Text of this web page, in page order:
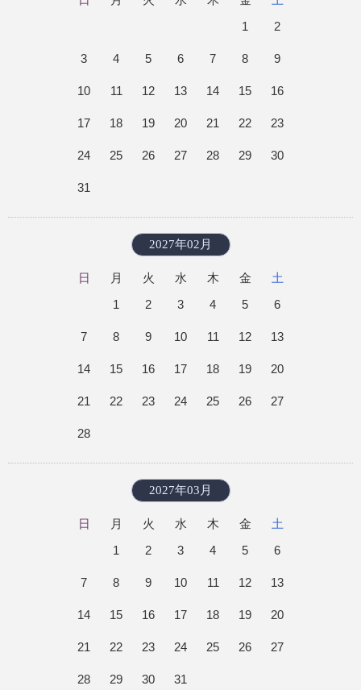
1
2
3 4 5 6 7 8 9
10 11 12 13 14 15 16
17 18 19 20 21 22 23
24 25 26 27 28 29 30
31
2027年02月
日 月 火 水 木 金
土
1
2 3 4 5 6
7 8 9 10 11 12 13
14 15 16 17 18 19 20
21 22 23 24 25 26 27
28
2027年03月
日 月 火 水 木 金
土
1
2 3 4 5 6
7 8 9 10 11 12 13
14 15 16 17 18 19 20
21 22 23 24 25 26 27
28 29 30 31